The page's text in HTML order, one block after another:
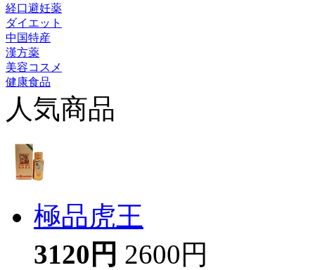
経口避妊薬
ダイエット
中国特産
漢方薬
美容コスメ
健康食品
人気商品
極品虎王
3120円 2600円